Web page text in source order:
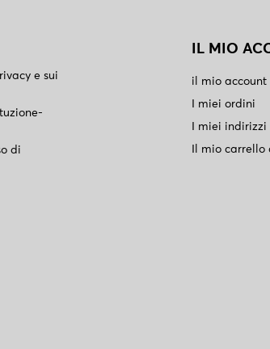
e sui
di
IL MIO
il mio account
I miei ordini
I miei indirizzi
Il mio carrello